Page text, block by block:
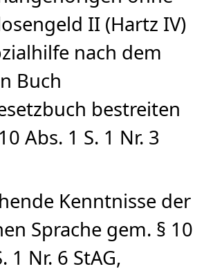
II (Hartz IV)
nach dem
Buch
bestreiten
Abs. 1 S. 1 Nr. 3
Kenntnisse der
Sprache gem. § 10
1 Nr. 6 StAG,